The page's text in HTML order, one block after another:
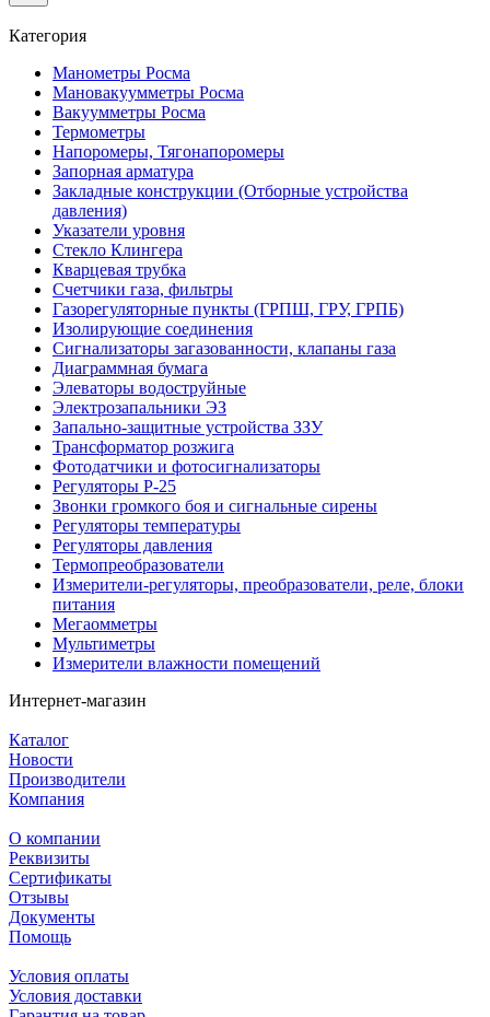
Категория
Манометры Росма
Мановакуумметры Росма
Вакуумметры Росма
Термометры
Напоромеры, Тягонапоромеры
Запорная арматура
Закладные конструкции (Отборные устройства
давления)
Указатели уровня
Стекло Клингера
Кварцевая трубка
Счетчики газа, фильтры
Газорегуляторные пункты (ГРПШ, ГРУ, ГРПБ)
Изолирующие соединения
Сигнализаторы загазованности, клапаны газа
Диаграммная бумага
Элеваторы водоструйные
Электрозапальники ЭЗ
Запально-защитные устройства ЗЗУ
Трансформатор розжига
Фотодатчики и фотосигнализаторы
Регуляторы Р-25
Звонки громкого боя и сигнальные сирены
Регуляторы температуры
Регуляторы давления
Термопреобразователи
Измерители-регуляторы, преобразователи, реле, блоки
питания
Мегаомметры
Мультиметры
Измерители влажности помещений
Интернет-магазин
Каталог
Новости
Производители
Компания
О компании
Реквизиты
Сертификаты
Отзывы
Документы
Помощь
Условия оплаты
Условия доставки